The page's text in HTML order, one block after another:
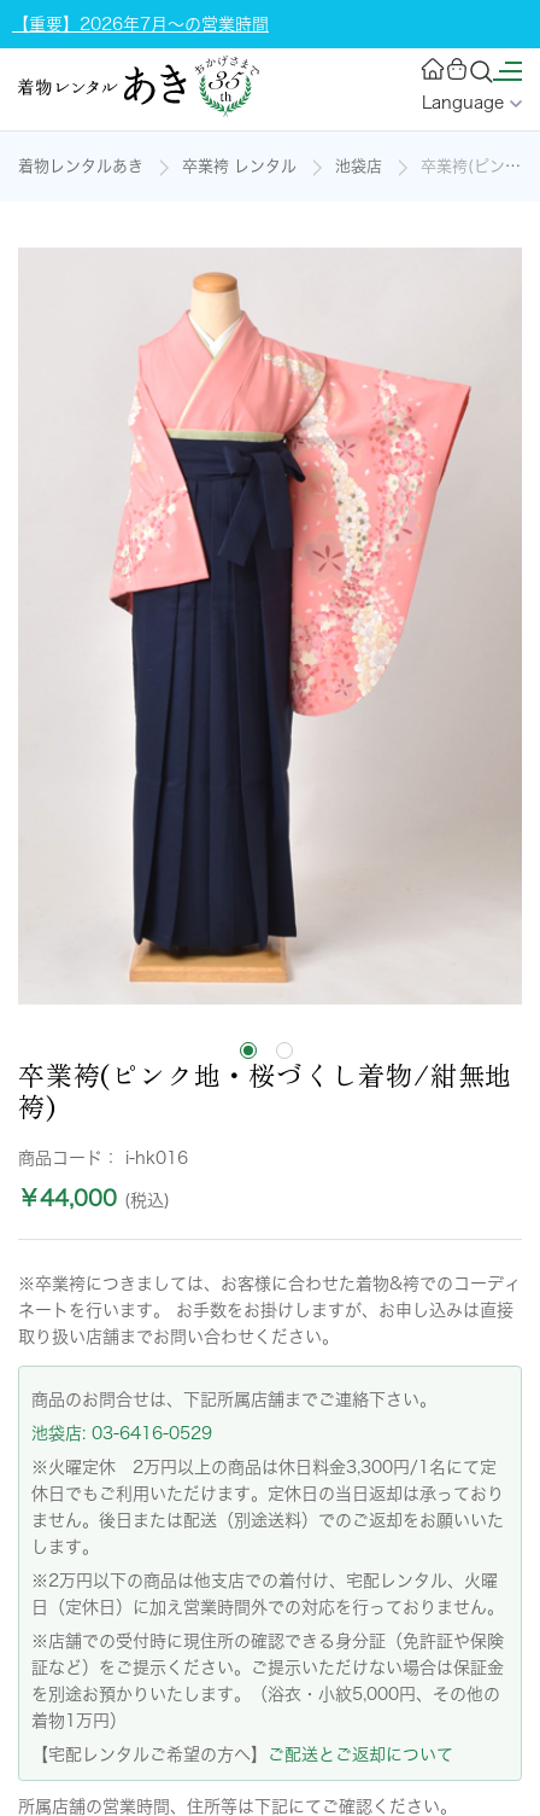
【重要】2026年7月～の営業時間
Language
着物レンタルあき 卒業袴 レンタル 池袋店 卒業袴(ピンク地・桜づくし着物/紺無地袴)の着物レンタル
卒業袴(ピンク地・桜づくし着物/紺無地
袴)
商品コード： i-hk016
￥44,000 (税込)
※卒業袴につきましては、お客様に合わせた着物&袴でのコーディ
ネートを行います。 お手数をお掛けしますが、お申し込みは直接
取り扱い店舗までお問い合わせください。
商品のお問合せは、下記所属店舗までご連絡下さい。
池袋店: 03-6416-0529
※火曜定休 2万円以上の商品は休日料金3,300円/1名にて定
休日でもご利用いただけます。定休日の当日返却は承っており
ません。後日または配送（別途送料）でのご返却をお願いいた
します。
※2万円以下の商品は他支店での着付け、宅配レンタル、火曜
日（定休日）に加え営業時間外での対応を行っておりません。
※店舗での受付時に現住所の確認できる身分証（免許証や保険
証など）をご提示ください。ご提示いただけない場合は保証金
を別途お預かりいたします。（浴衣・小紋5,000円、その他の
着物1万円）
【宅配レンタルご希望の方へ】
ご配送とご返却について
所属店舗の営業時間、住所等は下記にてご確認ください。